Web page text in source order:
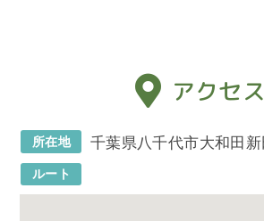
アクセス
所在地 千葉県八千代市大和田
ルート